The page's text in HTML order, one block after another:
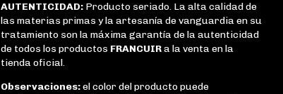
AUTENTICIDAD: Producto seriado. La alta calidad de
las materias primas y la artesanía de vanguardia en su
tratamiento son la máxima garantía de la autenticidad
de todos los productos FRANCUIRa la venta en la
tienda oficial.
Observaciones:el color del producto puede